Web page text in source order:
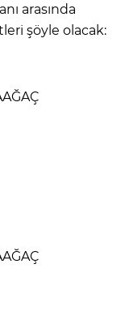
arasında
şöyle olacak: